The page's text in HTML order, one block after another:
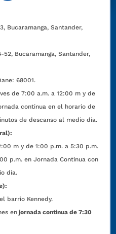
Bucaramanga, Santander,
52, Bucaramanga, Santander,
68001.
de 7:00 a.m. a 12:00 m y de
continua en el horario de
de descanso al medio día.
m y de 1:00 p.m. a 5:30 p.m.
en Jornada Continua con
día.
barrio Kennedy.
en jornada continua de 7:30